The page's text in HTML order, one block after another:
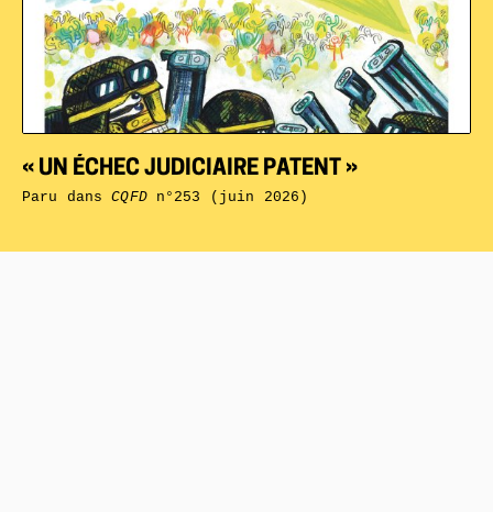
« UN ÉCHEC JUDICIAIRE PATENT »
Paru dansCQFDn°253 (juin 2026)